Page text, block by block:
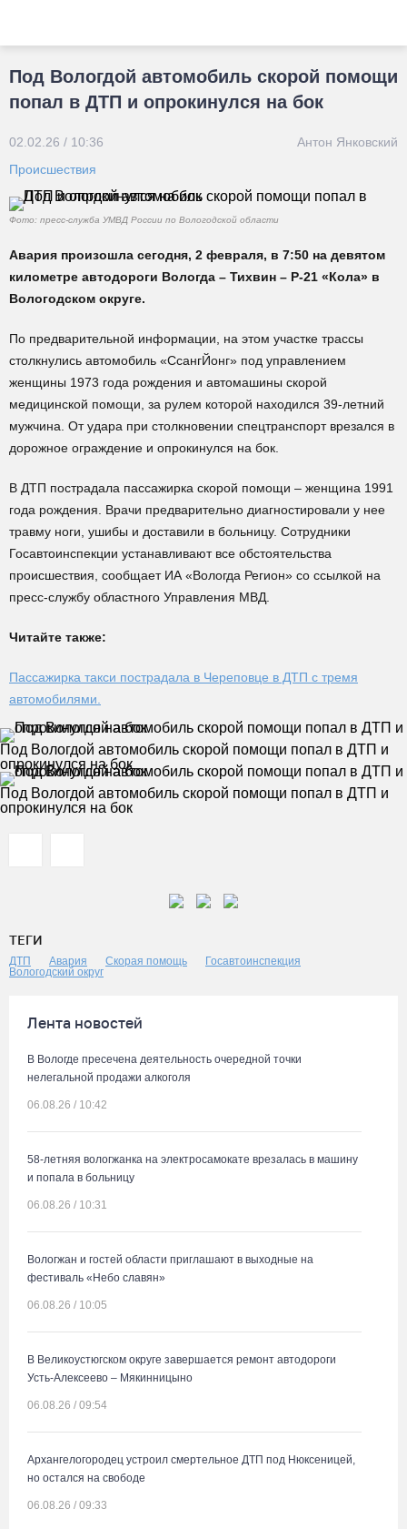
Под Вологдой автомобиль скорой помощи
попал в ДТП и опрокинулся на бок
02.02.26 / 10:36
Антон Янковский
Происшествия
Фото: пресс-служба УМВД России по Вологодской области
Авария произошла сегодня, 2 февраля, в 7:50 на девятом
километре автодороги Вологда – Тихвин – Р-21 «Кола» в
Вологодском округе.
По предварительной информации, на этом участке трассы
столкнулись автомобиль «СсангЙонг» под управлением
женщины 1973 года рождения и автомашины скорой
медицинской помощи, за рулем которой находился 39-летний
мужчина. От удара при столкновении спецтранспорт врезался в
дорожное ограждение и опрокинулся на бок.
В ДТП пострадала пассажирка скорой помощи – женщина 1991
года рождения. Врачи предварительно диагностировали у нее
травму ноги, ушибы и доставили в больницу. Сотрудники
Госавтоинспекции устанавливают все обстоятельства
происшествия, сообщает ИА «Вологда Регион» со ссылкой на
пресс-службу областного Управления МВД.
Читайте также:
Пассажирка такси пострадала в Череповце в ДТП с тремя
автомобилями.
Под Вологдой автомобиль скорой помощи попал в ДТП и
опрокинулся на бок
Под Вологдой автомобиль скорой помощи попал в ДТП и
опрокинулся на бок
ТЕГИ
ДТП Авария Скорая помощь
Госавтоинспекция
Вологодский округ
Лента новостей
В Вологде пресечена деятельность очередной точки
нелегальной продажи алкоголя
06.08.26 / 10:42
58-летняя вологжанка на электросамокате врезалась в машину
и попала в больницу
06.08.26 / 10:31
Вологжан и гостей области приглашают в выходные на
фестиваль «Небо славян»
06.08.26 / 10:05
В Великоустюгском округе завершается ремонт автодороги
Усть-Алексеево – Мякинницыно
06.08.26 / 09:54
Архангелогородец устроил смертельное ДТП под Нюксеницей,
но остался на свободе
06.08.26 / 09:33